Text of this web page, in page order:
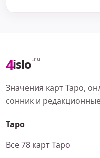
4islo .ru
Значения карт Таро,
сонник и
Таро
Все 78 карт Таро